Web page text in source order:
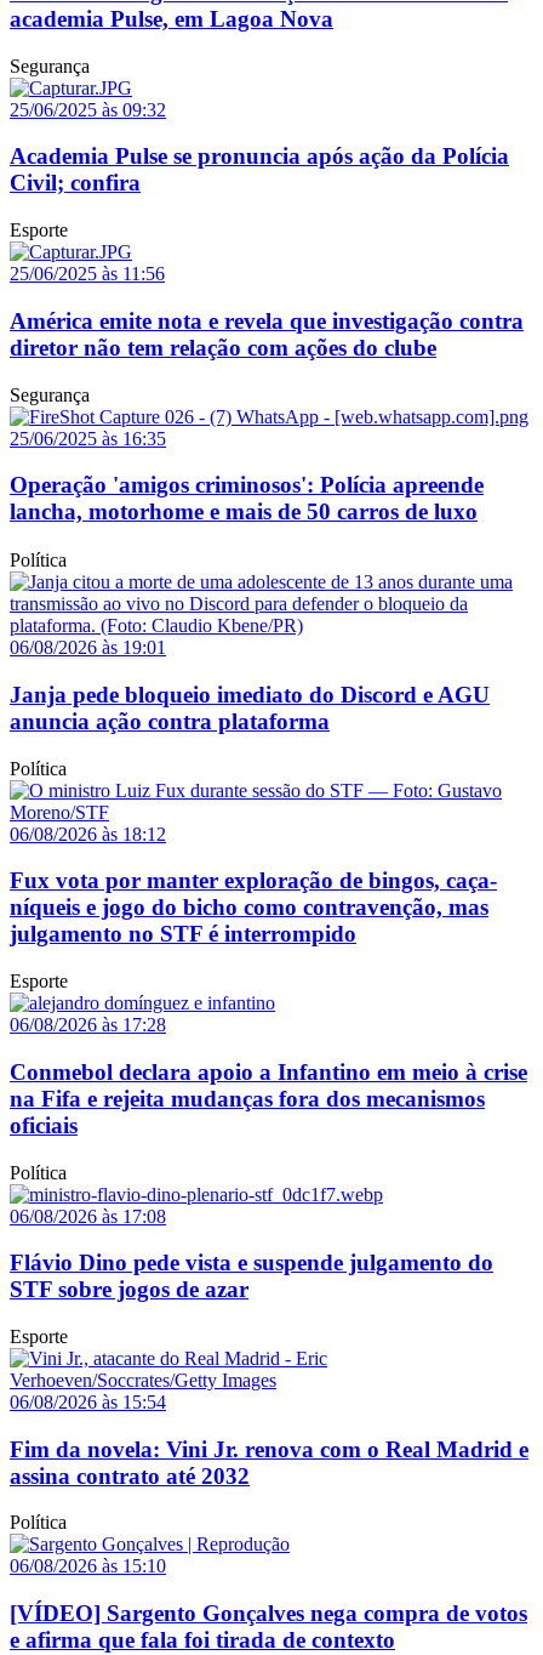
academia Pulse, em Lagoa Nova
Segurança
25/06/2025 às 09:32
Academia Pulse se pronuncia após ação da Polícia
Civil; confira
Esporte
25/06/2025 às 11:56
América emite nota e revela que investigação contra
diretor não tem relação com ações do clube
Segurança
25/06/2025 às 16:35
Operação 'amigos criminosos': Polícia apreende
lancha, motorhome e mais de 50 carros de luxo
Política
06/08/2026 às 19:01
Janja pede bloqueio imediato do Discord e AGU
anuncia ação contra plataforma
Política
06/08/2026 às 18:12
Fux vota por manter exploração de bingos, caça-
níqueis e jogo do bicho como contravenção, mas
julgamento no STF é interrompido
Esporte
06/08/2026 às 17:28
Conmebol declara apoio a Infantino em meio à crise
na Fifa e rejeita mudanças fora dos mecanismos
oficiais
Política
06/08/2026 às 17:08
Flávio Dino pede vista e suspende julgamento do
STF sobre jogos de azar
Esporte
06/08/2026 às 15:54
Fim da novela: Vini Jr. renova com o Real Madrid e
assina contrato até 2032
Política
06/08/2026 às 15:10
[VÍDEO] Sargento Gonçalves nega compra de votos
e afirma que fala foi tirada de contexto